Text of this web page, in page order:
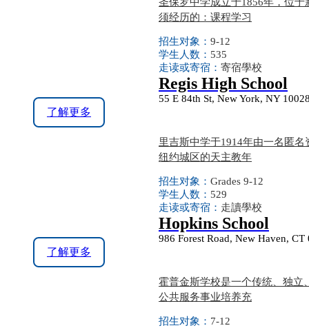
须经历的：课程学习
招生对象： 9-12
学生人数： 535
走读或寄宿： 寄宿學校
了解更多
Regis High School
55 E 84th St, New York, NY
里吉斯中学于1914年由一名匿
纽约城区的天主教年
招生对象： Grades 9-12
学生人数： 529
走读或寄宿： 走讀學校
了解更多
Hopkins School
986 Forest Road, New Haven, CT
霍普金斯学校是一个传统、独立
公共服务事业培养充
招生对象： 7-12